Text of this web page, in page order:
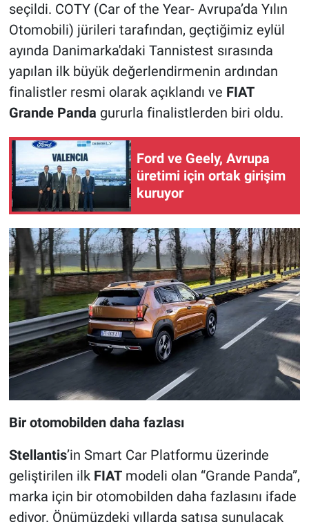
seçildi. COTY (Car of the Year- Avrupa’da Yılın
Otomobili) jürileri tarafından, geçtiğimiz eylül
ayında Danimarka'daki Tannistest sırasında
yapılan ilk büyük değerlendirmenin ardından
finalistler resmi olarak açıklandı ve FIAT
Grande Panda gururla finalistlerden biri oldu.
Ford ve Geely, Avrupa
üretimi için ortak girişim
kuruyor
Bir otomobilden daha fazlası
Stellantis’in Smart Car Platformu üzerinde
geliştirilen ilk FIATmodeli olan “Grande Panda”,
marka için bir otomobilden daha fazlasını ifade
ediyor. Önümüzdeki yıllarda satışa sunulacak